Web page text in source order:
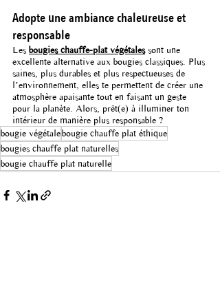
Adopte une ambiance chaleureuse et
responsable
Les bougies chauffe-plat végétales sont une
excellente alternative aux bougies classiques. Plus
saines, plus durables et plus respectueuses de
l’environnement, elles te permettent de créer une
atmosphère apaisante tout en faisant un geste
pour la planète. Alors, prêt(e) à illuminer ton
intérieur de manière plus responsable ?
bougie végétalebougie chauffe plat éthique
bougies chauffe plat naturelles
bougie chauffe plat naturelle